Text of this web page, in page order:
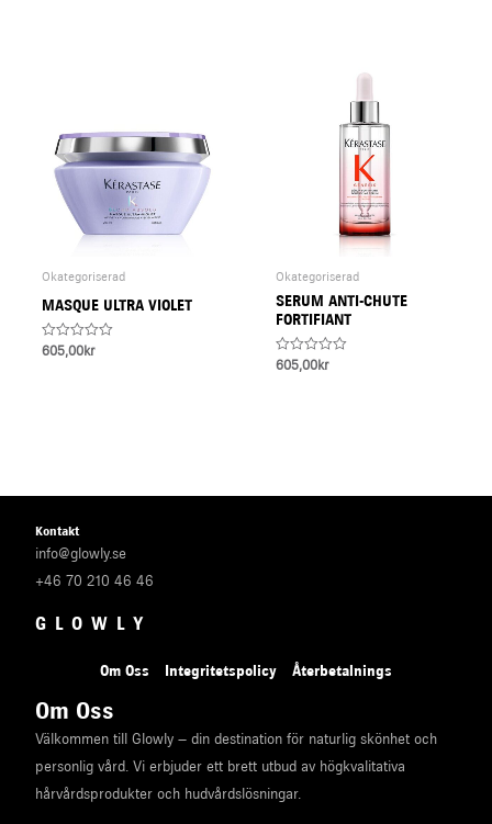
Okategoriserad
MASQUE ULTRA VIOLET
Rated
605,00kr
Okategoriserad
SERUM ANTI-CHUTE
FORTIFIANT
Rated
605,00kr
Kontakt
info@glowly.se
+46 70 210 46 46
GLOWLY
Om Oss Integritetspolicy Återbetalnings
Om Oss
Välkommen till Glowly – din destination för naturlig skönhet och
personlig vård. Vi erbjuder ett brett utbud av högkvalitativa
hårvårdsprodukter och hudvårdslösningar.